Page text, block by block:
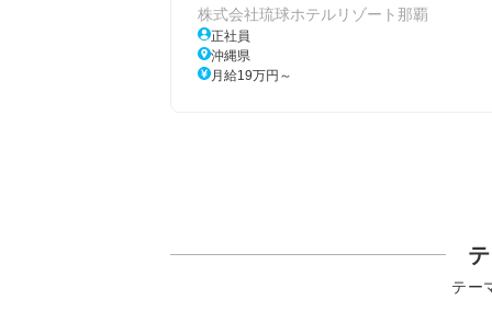
株式会社琉球ホテルリゾート那覇
正社員
沖縄県
月給19万円～
テー